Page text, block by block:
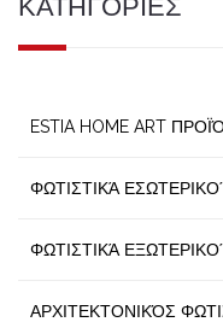
ESTIA HOME ART
ΦΩΤΙΣΤΙΚΆ
ΦΩΤΙΣΤΙΚΆ
ΑΡΧΙΤΕΚΤΟΝΙΚΌΣ